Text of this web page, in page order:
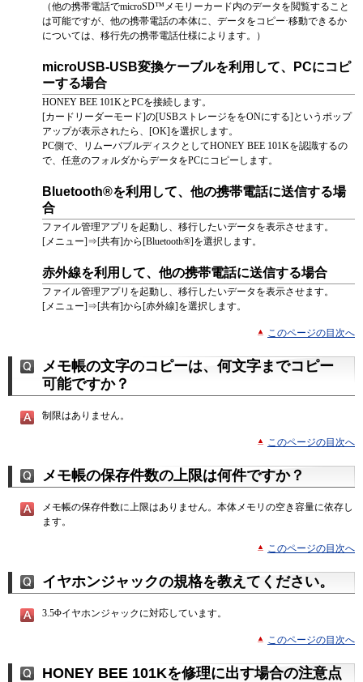
（他の携帯電話でmicroSD™メモリーカード内のデータを閲覧すること
は可能ですが、他の携帯電話の本体に、データをコピー·移動できるか
については、移行先の携帯電話仕様によります。）
microUSB-USB変換ケーブルを利用して、PCにコピ
ーする場合
HONEY BEE 101KとPCを接続します。
[カードリーダーモード]の[USBストレージををONにする]というポップ
アップが表示されたら、[OK]を選択します。
PC側で、リムーバブルディスクとしてHONEY BEE 101Kを認識するの
で、任意のフォルダからデータをPCにコピーします。
Bluetooth®を利用して、他の携帯電話に送信する場
合
ファイル管理アプリを起動し、移行したいデータを表示させます。
[メニュー]⇒[共有]から[Bluetooth®]を選択します。
赤外線を利用して、他の携帯電話に送信する場合
ファイル管理アプリを起動し、移行したいデータを表示させます。
[メニュー]⇒[共有]から[赤外線]を選択します。
このページの目次へ
メモ帳の文字のコピーは、何文字までコピー
可能ですか？
制限はありません。
このページの目次へ
メモ帳の保存件数の上限は何件ですか？
メモ帳の保存件数に上限はありません。本体メモリの空き容量に依存し
ます。
このページの目次へ
イヤホンジャックの規格を教えてください。
3.5Φイヤホンジャックに対応しています。
このページの目次へ
HONEY BEE 101Kを修理に出す場合の注意点